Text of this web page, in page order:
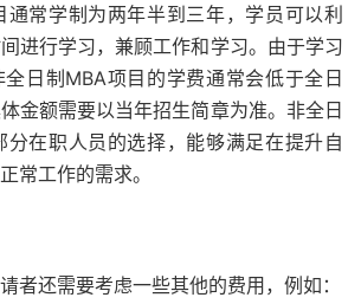
通常学制为两年半到三年，学员可以利
进行学习，兼顾工作和学习。由于学习
日制MBA项目的学费通常会低于全日
金额需要以当年招生简章为准。非全日
分在职人员的选择，能够满足在提升自
常工作的需求。
者还需要考虑一些其他的费用，例如：